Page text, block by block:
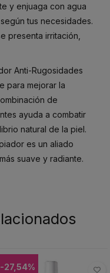
y enjuaga con agua
tus necesidades.
presenta irritación,
Anti-Rugosidades
para mejorar la
de
ayuda a combatir
natural de la piel.
es un aliado
suave y radiante.